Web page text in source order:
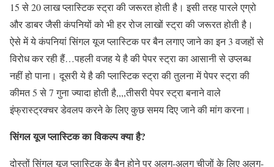
15 से 20 लाख प्लास्टिक स्ट्रा की जरूरत होती है। इसी तरह पारले एग्रो
और डाबर जैसी कंपनियों को भी हर रोज लाखों स्ट्रा की जरूरत होती है।
ऐसे में ये कंपनियां सिंगल यूज प्लास्टिक पर बैन लगाए जाने का इन 3 वजहों से
विरोध कर रही हैं…पहली वजह ये है की पेपर स्ट्रा का आसानी से उप्लब्ध
नहीं हो पाना। दूसरी ये है की प्लास्टिक स्ट्रा की तुलना में पेपर स्ट्रा की
कीमत 5 से 7 गुना ज्यादा होती है,,,,तीसरी पेपर स्ट्रा बनाने वाले
इंफ्रास्ट्रक्चर डेवलप करने के लिए कुछ समय दिए जाने की मांग करना।
सिंगल यूज प्लास्टिक का विकल्प क्या है?
दोस्तों सिंगल यूज प्लास्टिक के बैन होने पर अलग-अलग चीजों के लिए अलग-